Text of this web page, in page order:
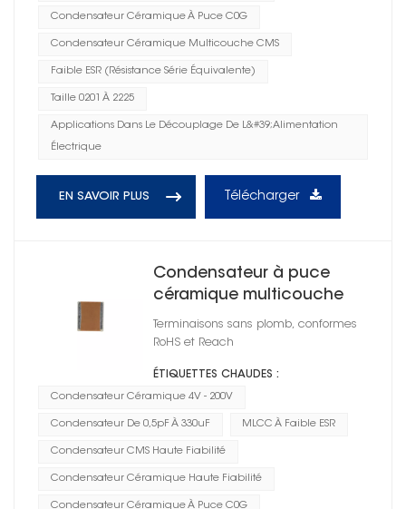
Condensateur Céramique À Puce C0G
Condensateur Céramique Multicouche CMS
Faible ESR (résistance Série Équivalente)
Taille 0201 À 2225
Applications Dans Le Découplage De L&#39;alimentation
Électrique
EN SAVOIR PLUS Télécharger
Condensateur à puce
céramique multicouche
CMS 0603
Terminaisons sans plomb, conformes
RoHS et Reach
ÉTIQUETTES CHAUDES :
Condensateur Céramique 4V - 200V
Condensateur De 0,5pF À 330uF MLCC À Faible ESR
Condensateur CMS Haute Fiabilité
Condensateur Céramique Haute Fiabilité
Condensateur Céramique À Puce C0G